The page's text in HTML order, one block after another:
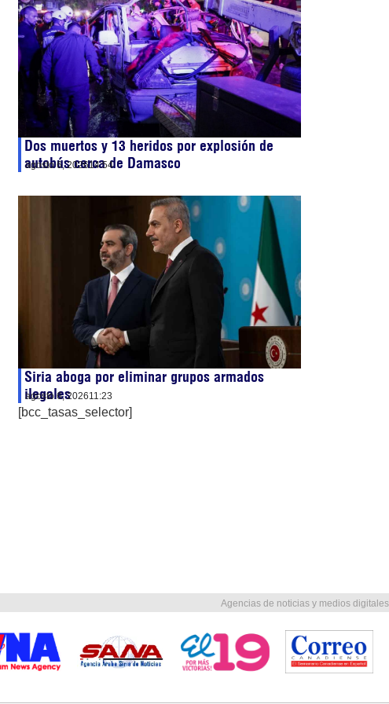
Dos muertos y 13 heridos por explosión de
autobús cerca de Damasco
agosto 6, 202614:54
Siria aboga por eliminar grupos armados
ilegales
agosto 6, 202611:23
[bcc_tasas_selector]
Agencias de noticias y medios digitales